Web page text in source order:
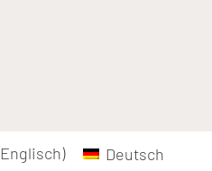
Englisch) Deutsch